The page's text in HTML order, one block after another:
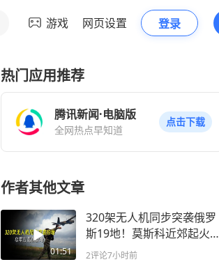
游戏 网页设置 登录
热门应用推荐
腾讯新闻·电脑版
全网热点早知道
点击下载
作者其他文章
01:51
320架无人机同步突袭俄罗
斯19地！莫斯科近郊起火，
乌军打到俄腹地
2评论7小时前